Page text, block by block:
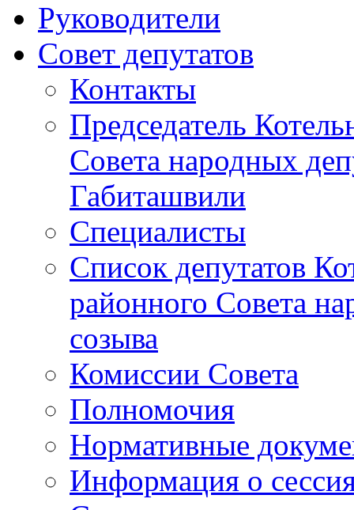
Руководители
Совет депутатов
Контакты
Председатель
Совета народных
Габиташвили
Специалисты
Список депутатов
районного Совета
созыва
Комиссии Совета
Полномочия
Нормативные
Информация о